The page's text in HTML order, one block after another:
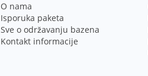
O nama
Isporuka paketa
Sve o održavanju bazena
Kontakt informacije